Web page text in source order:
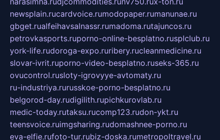
newsplain.rucardvoice.rumodopaper.rumanunae.ru
gbget.rualfeihavsalnassr.rumadoma.rutajuncos.ru
petrovkasports.ruporno-online-besplatno.rusplclub.ru
york-life.rudoroga-expo.ruribery.rucleanmedicine.ru
slovar-ivrit.ruporno-video-besplatno.ruseks-365.ru
ovucontrol.rusloty-igrovyye-avtomaty.ru
ru-industriya.rurusskoe-porno-besplatno.ru
belgorod-day.rudigilith.rupichkurovlab.ru
medic-today.rutaksu.rucomp123.rudon-ykt.ru
teensvoice.ruimgsharing.rudomashnee-porno.ru
eva-elfie.rufoto-tur.rubiz-doska.rumetropoltravel.ru